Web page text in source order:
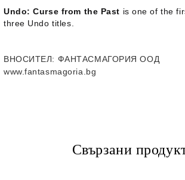
Undo: Curse from the Past is one of the
three Undo titles.
ВНОСИТЕЛ: ФАНТАСМАГОРИЯ ООД
www.fantasmagoria.bg
Свързани